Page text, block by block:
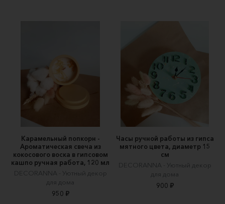
Карамельный попкорн -
Ароматическая свеча из
кокосового воска в гипсовом
кашпо ручная работа, 120 мл
DECORANNA - Уютный декор
для дома
950 ₽
Часы ручной работы из гипса
мятного цвета, диаметр 15
см
DECORANNA - Уютный декор
для дома
900 ₽